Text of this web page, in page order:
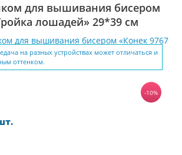
для вышивания бисером
лошадей» 29*39 см
на разных устройствах может отличаться и
оттенком.
-10%